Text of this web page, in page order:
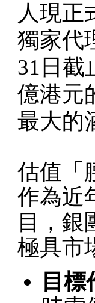
人現正
獨家代
31日截
億港元
最大的
估值「
作為近
目，銀
極具市
目標